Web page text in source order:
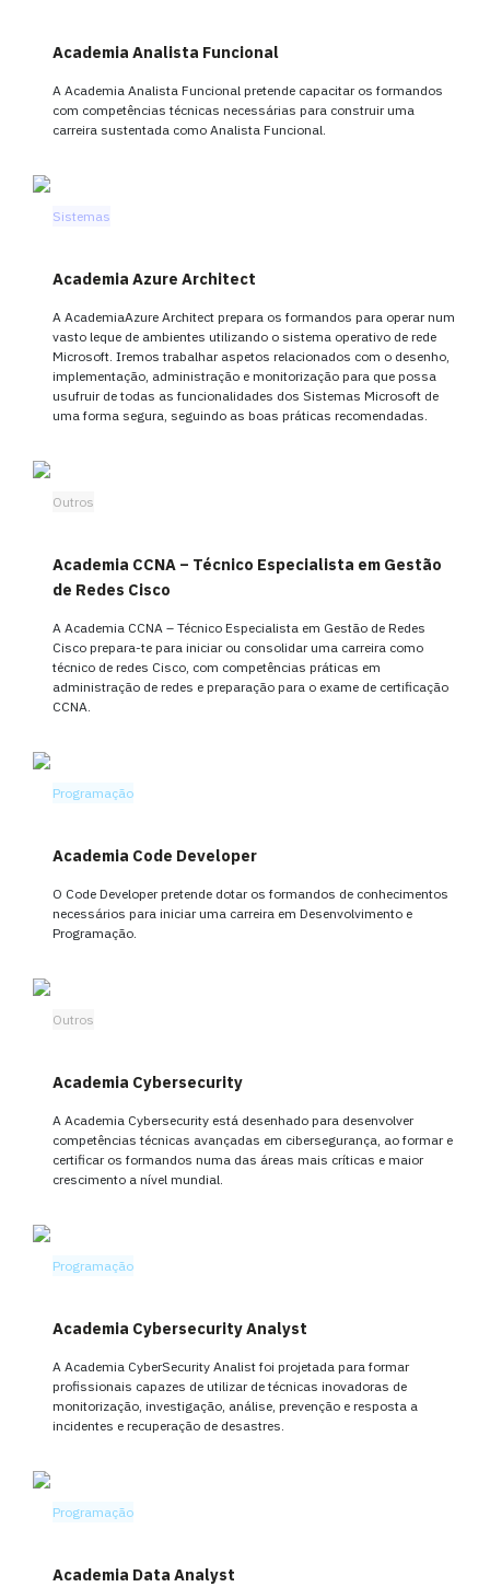
Academia Analista Funcional
A Academia Analista Funcional pretende capacitar os formandos
com competências técnicas necessárias para construir uma
carreira sustentada como Analista Funcional.
Sistemas
Academia Azure Architect
A AcademiaAzure Architect prepara os formandos para operar num
vasto leque de ambientes utilizando o sistema operativo de rede
Microsoft. Iremos trabalhar aspetos relacionados com o desenho,
implementação, administração e monitorização para que possa
usufruir de todas as funcionalidades dos Sistemas Microsoft de
uma forma segura, seguindo as boas práticas recomendadas.
Outros
Academia CCNA – Técnico Especialista em Gestão
de Redes Cisco
A Academia CCNA – Técnico Especialista em Gestão de Redes
Cisco prepara-te para iniciar ou consolidar uma carreira como
técnico de redes Cisco, com competências práticas em
administração de redes e preparação para o exame de certificação
CCNA.
Programação
Academia Code Developer
O Code Developer pretende dotar os formandos de conhecimentos
necessários para iniciar uma carreira em Desenvolvimento e
Programação.
Outros
Academia Cybersecurity
A Academia Cybersecurity está desenhado para desenvolver
competências técnicas avançadas em cibersegurança, ao formar e
certificar os formandos numa das áreas mais críticas e maior
crescimento a nível mundial.
Programação
Academia Cybersecurity Analyst
A Academia CyberSecurity Analist foi projetada para formar
profissionais capazes de utilizar de técnicas inovadoras de
monitorização, investigação, análise, prevenção e resposta a
incidentes e recuperação de desastres.
Programação
Academia Data Analyst